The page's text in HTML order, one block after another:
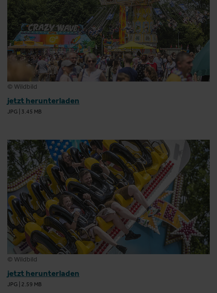
© Wildbild
jetzt herunterladen
JPG 3.45 MB
© Wildbild
jetzt herunterladen
JPG 2.59 MB